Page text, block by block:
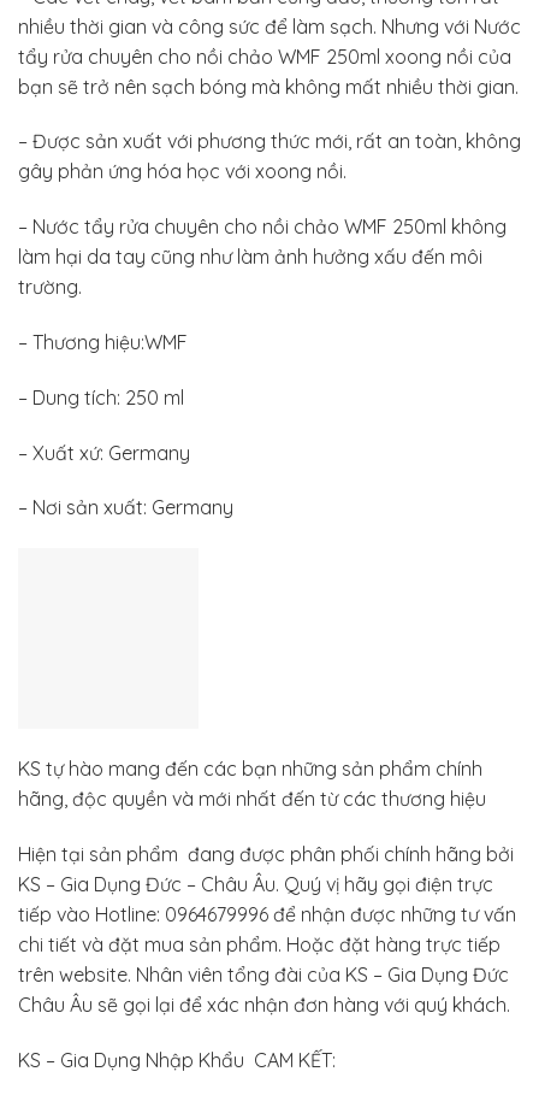
nhiều thời gian và công sức để làm sạch. Nhưng với Nước
tẩy rửa chuyên cho nồi chảo WMF 250ml xoong nồi của
bạn sẽ trở nên sạch bóng mà không mất nhiều thời gian.
– Được sản xuất với phương thức mới, rất an toàn, không
gây phản ứng hóa học với xoong nồi.
– Nước tẩy rửa chuyên cho nồi chảo WMF 250ml không
làm hại da tay cũng như làm ảnh hưởng xấu đến môi
trường.
– Thương hiệu:WMF
– Dung tích: 250 ml
– Xuất xứ: Germany
– Nơi sản xuất: Germany
KS tự hào mang đến các bạn những sản phẩm chính
hãng, độc quyền và mới nhất đến từ các thương hiệu
Hiện tại sản phẩm đang được phân phối chính hãng bởi
KS – Gia Dụng Đức – Châu Âu. Quý vị hãy gọi điện trực
tiếp vào Hotline: 0964679996 để nhận được những tư vấn
chi tiết và đặt mua sản phẩm. Hoặc đặt hàng trực tiếp
trên website. Nhân viên tổng đài của KS – Gia Dụng Đức
Châu Âu sẽ gọi lại để xác nhận đơn hàng với quý khách.
KS – Gia Dụng Nhập Khẩu CAM KẾT: